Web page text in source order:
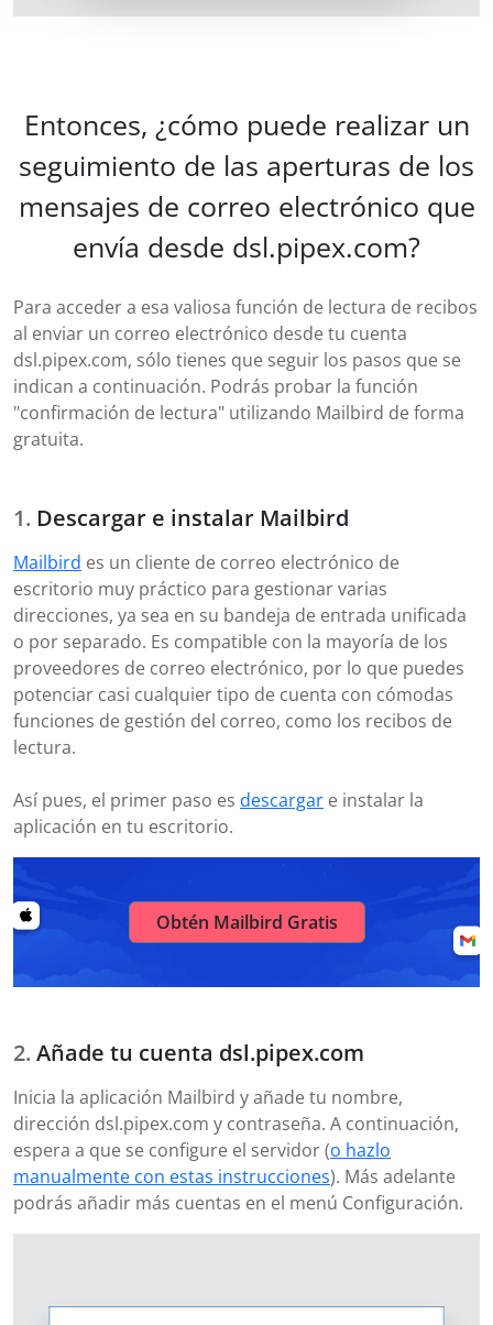
Entonces, ¿cómo puede realizar un
seguimiento de las aperturas de los
mensajes de correo electrónico que
envía desde dsl.pipex.com?
Para acceder a esa valiosa función de lectura de recibos
al enviar un correo electrónico desde tu cuenta
dsl.pipex.com, sólo tienes que seguir los pasos que se
indican a continuación. Podrás probar la función
"confirmación de lectura" utilizando Mailbird de forma
gratuita.
Descargar e instalar Mailbird
Mailbird es un cliente de correo electrónico de
escritorio muy práctico para gestionar varias
direcciones, ya sea en su bandeja de entrada unificada
o por separado. Es compatible con la mayoría de los
proveedores de correo electrónico, por lo que puedes
potenciar casi cualquier tipo de cuenta con cómodas
funciones de gestión del correo, como los recibos de
lectura.
Así pues, el primer paso es descargar e instalar la
aplicación en tu escritorio.
Obtén Mailbird Gratis
Añade tu cuenta dsl.pipex.com
Inicia la aplicación Mailbird y añade tu nombre,
dirección dsl.pipex.com y contraseña. A continuación,
espera a que se configure el servidor (o hazlo
manualmente con estas instrucciones). Más adelante
podrás añadir más cuentas en el menú Configuración.